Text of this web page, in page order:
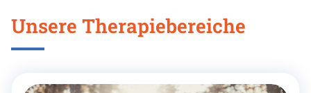
Unsere Therapiebereiche